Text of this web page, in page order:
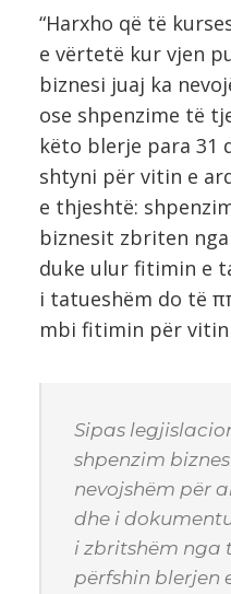
“Harxho që të
e vërtetë kur vjen
biznesi juaj ka
ose shpenzime të
këto blerje para 31
shtyni për vitin e
e thjeshtë:
biznesit zbriten
duke ulur fitimin e
i tatueshëm do të
mbi fitimin për vitin
Sipas
shpenzim
nevojshëm për
dhe i
i zbritshëm nga
përfshin blerjen